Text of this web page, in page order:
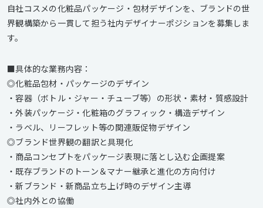
自社コスメの化粧品パッケージ・包材デザインを、ブランドの世
界観構築から一貫して担う社内デザイナーポジションを募集しま
す。
■具体的な業務内容：
◎化粧品包材・パッケージのデザイン
・容器（ボトル・ジャー・チューブ等）の形状・素材・質感設計
・外装パッケージ・化粧箱のグラフィック・構造デザイン
・ラベル、リーフレット等の関連販促物デザイン
◎ブランド世界観の翻訳と具現化
・商品コンセプトをパッケージ表現に落とし込む企画提案
・既存ブランドのトーン＆マナー継承と進化の方向付け
・新ブランド・新商品立ち上げ時のデザイン主導
◎社内外との協働